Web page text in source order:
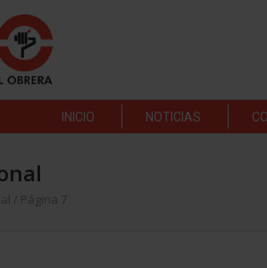
INICIO NOTICIAS
/ Página 7